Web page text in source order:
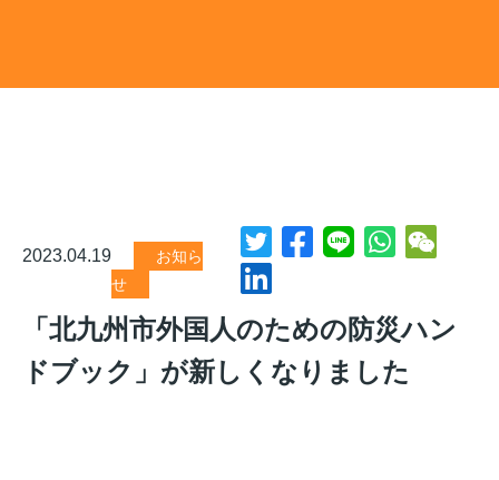
2023.04.19
お知ら
せ
「北九州市外国人のための防災ハン
ドブック」が新しくなりました